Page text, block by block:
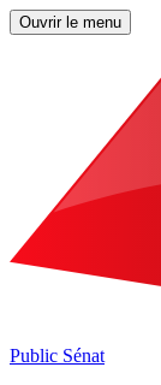
Ouvrir le menu
Public Sénat